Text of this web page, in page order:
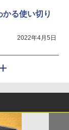
る使い切り
2022年4月5日